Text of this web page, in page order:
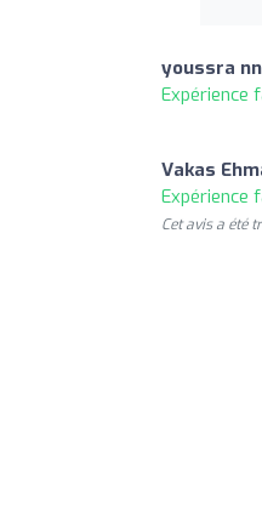
youssra
Expérience
Vakas
Expérience
Cet avis a été